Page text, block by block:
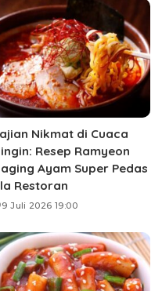
Nikmat di Cuaca
Resep Ramyeon
Ayam Super Pedas
Restoran
9 Juli 2026 19:00